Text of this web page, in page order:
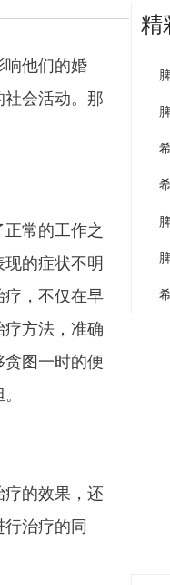
响他们的婚
会活动。那
常的工作之
的症状不明
疗，不仅在早
方法，准确
图一时的便
疗的效果，还
治疗的同
精